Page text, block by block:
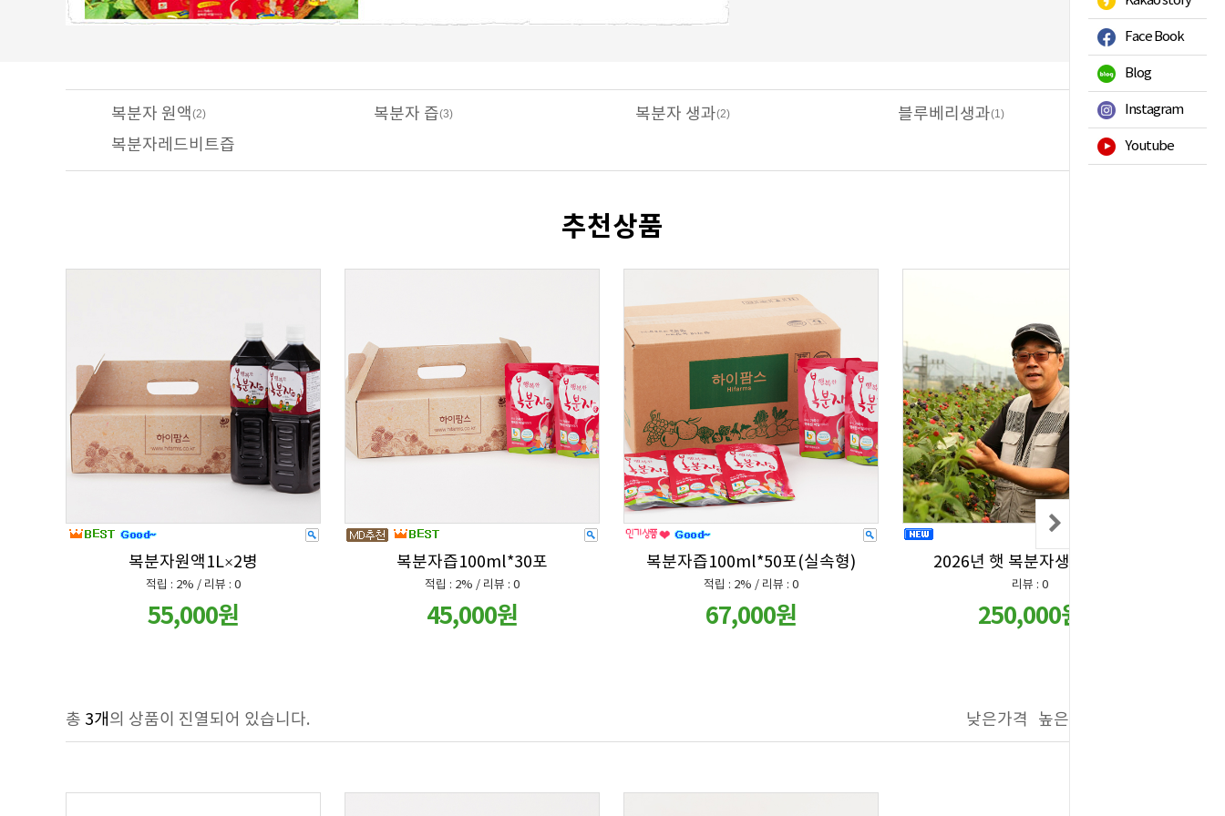
Face Book
Blog
Instagram
Youtube
복분자 원액(2) 복분자 즙(3) 복분자 생과(2) 블루베리생과(1)
복분자레드비트즙
추천상품
복분자원액1L×2병
적립 : 2% / 리뷰 : 0
55,000원
복분자즙100ml*30포
적립 : 2% / 리뷰 : 0
45,000원
복분자즙100ml*50포(실속형)
적립 : 2% / 리뷰 : 0
67,000원
2026년 햇 복분자생과 10kg
리뷰 : 0
250,000원
총 3개의 상품이 진열되어 있습니다. 낮은가격 높은가격